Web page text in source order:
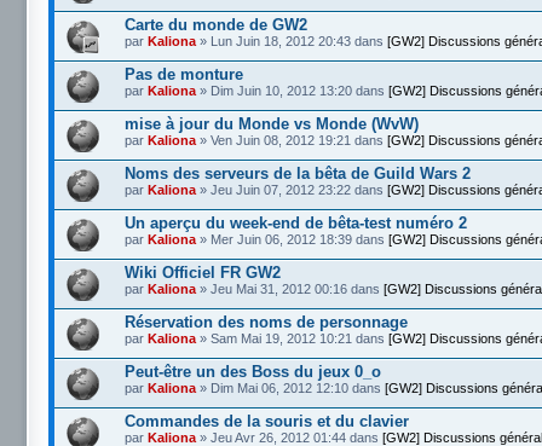
Carte du monde de GW2
par Kaliona » Lun Juin 18, 2012 20:43 dans [GW2] Discussions
Pas de monture
par Kaliona » Dim Juin 10, 2012 13:20 dans [GW2] Discussions
mise à jour du Monde vs Monde (WvW)
par Kaliona » Ven Juin 08, 2012 19:21 dans [GW2] Discussions
Noms des serveurs de la bêta de Guild Wars 2
par Kaliona » Jeu Juin 07, 2012 23:22 dans [GW2] Discussions
Un aperçu du week-end de bêta-test numéro 2
par Kaliona » Mer Juin 06, 2012 18:39 dans [GW2] Discussions
Wiki Officiel FR GW2
par Kaliona » Jeu Mai 31, 2012 00:16 dans [GW2] Discussions
Réservation des noms de personnage
par Kaliona » Sam Mai 19, 2012 10:21 dans [GW2] Discussions
Peut-être un des Boss du jeux 0_o
par Kaliona » Dim Mai 06, 2012 12:10 dans [GW2] Discussions
Commandes de la souris et du clavier
par Kaliona » Jeu Avr 26, 2012 01:44 dans [GW2] Discussions